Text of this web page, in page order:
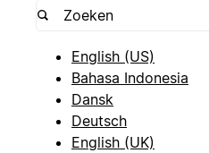
English (US)
Bahasa Indonesia
Dansk
Deutsch
English (UK)